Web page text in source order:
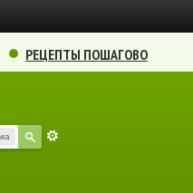
РЕЦЕПТЫ ПОШАГОВО